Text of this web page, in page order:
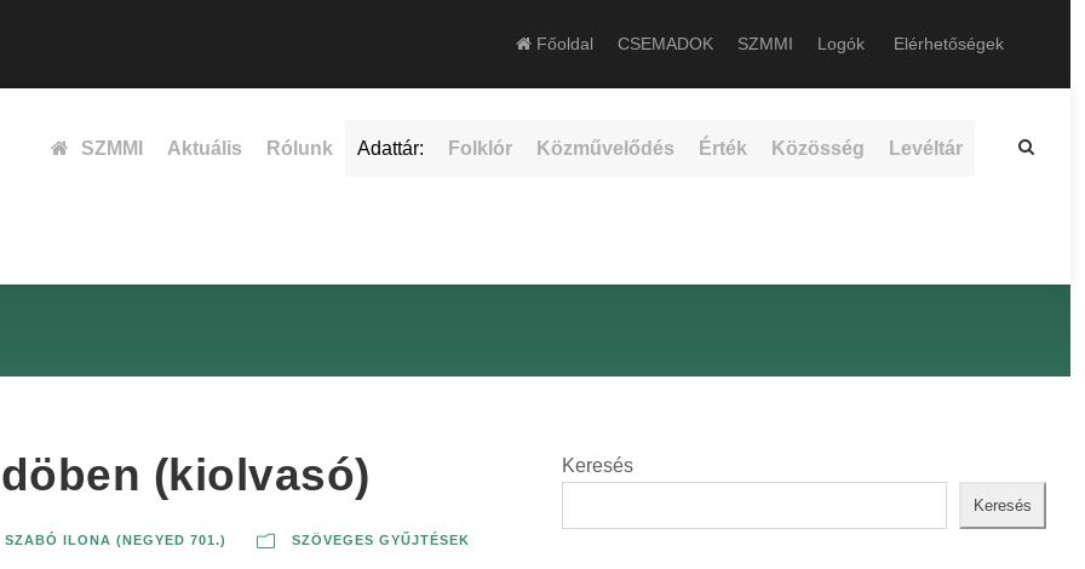
Főoldal CSEMADOK SZMMI Logók Elérhetőségek
SZMMI Aktuális Rólunk Adattár: Folklór Közművelődés Érték Közösség Levéltár
(kiolvasó)
SZABÓ ILONA (NEGYED 701.) SZÖVEGES GYŰJTÉSEK
Keresés
Keresés